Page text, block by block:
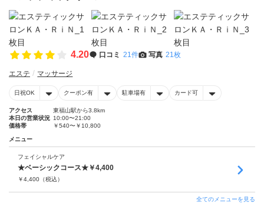
4.20 口コミ 21件 写真 21枚
エステ マッサージ
日祝OK クーポン有 駐車場有 カード可
アクセス
東福山駅から3.8km
本日の営業状況 10:00〜21:00
価格帯
￥540〜￥10,800
メニュー
フェイシャルケア
★ベーシックコース★￥4,400
￥4,400 （税込）
全てのメニューを見る